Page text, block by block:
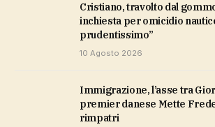
Cristiano, travolto dal gommone, aperta
inchiesta per omicidio
prudentissimo”
10 Agosto 2026
Immigrazione, l’asse tra Giorgia Meloni e la
premier danese Mette
rimpatri